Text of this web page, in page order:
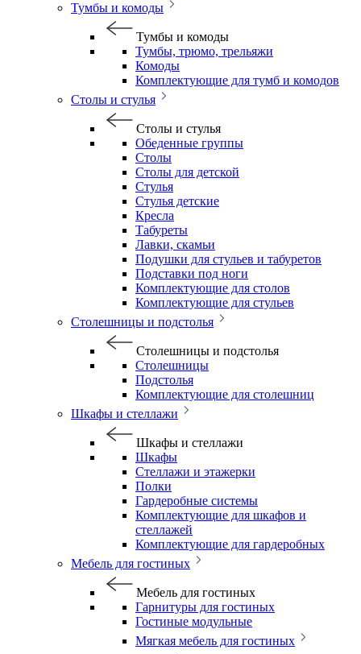
Тумбы и комоды
Тумбы и комоды
Тумбы, трюмо, трельяжи
Комоды
Комплектующие для тумб и комодов
Столы и стулья
Столы и стулья
Обеденные группы
Столы
Столы для детской
Стулья
Стулья детские
Кресла
Табуреты
Лавки, скамьи
Подушки для стульев и табуретов
Подставки под ноги
Комплектующие для столов
Комплектующие для стульев
Столешницы и подстолья
Столешницы и подстолья
Столешницы
Подстолья
Комплектующие для столешниц
Шкафы и стеллажи
Шкафы и стеллажи
Шкафы
Стеллажи и этажерки
Полки
Гардеробные системы
Комплектующие для шкафов и
стеллажей
Комплектующие для гардеробных
Мебель для гостиных
Мебель для гостиных
Гарнитуры для гостиных
Гостиные модульные
Мягкая мебель для гостиных